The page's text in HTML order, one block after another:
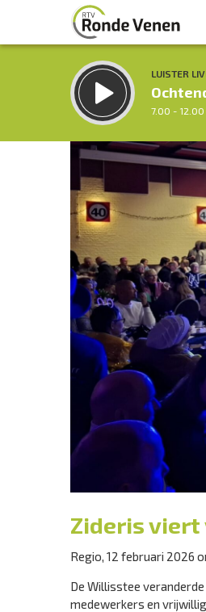
LUISTER
7.00 -
Inklappen
Zideris
Regio, 12 februari 2026
De Willisstee
medewerkers en